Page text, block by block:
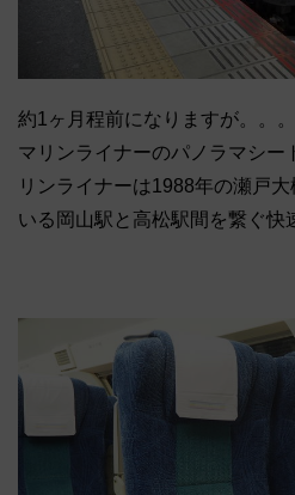
約1ヶ月程前になりますが。。
マリンライナーのパノラマシー
リンライナーは1988年の瀬戸
いる岡山駅と高松駅間を繋ぐ快